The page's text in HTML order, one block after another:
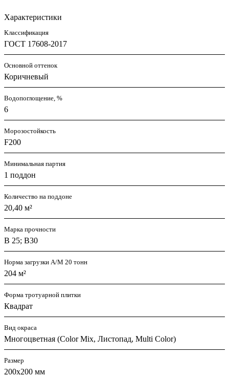
Характеристики
Классификация
ГОСТ 17608-2017
Основной оттенок
Коричневый
Водопоглощение, %
6
Морозостойкость
F200
Минимальная партия
1 поддон
Количество на поддоне
20,40 м²
Марка прочности
В 25; В30
Норма загрузки А/М 20 тонн
204 м²
Форма тротуарной плитки
Квадрат
Вид окраса
Многоцветная (Color Mix, Листопад, Multi Color)
Размер
200х200 мм